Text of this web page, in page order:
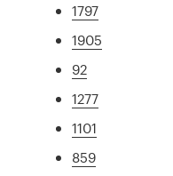
1797
1905
92
1277
1101
859